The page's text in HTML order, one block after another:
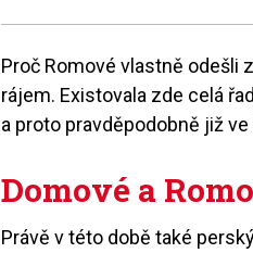
Proč Romové vlastně odešli
rájem. Existovala zde celá
a proto pravděpodobně již
Domové a
Právě v této době také